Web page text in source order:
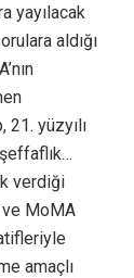
yayılacak
aldığı
21. yüzyılı
verdiği
ve MoMA
amaçlı